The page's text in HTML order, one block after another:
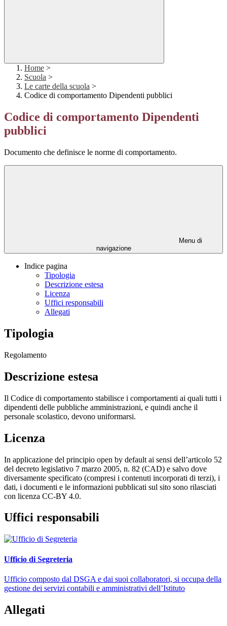
Home >
Scuola >
Le carte della scuola >
Codice di comportamento Dipendenti pubblici
Codice di comportamento Dipendenti
pubblici
Documento che definisce le norme di comportamento.
Menu di
navigazione
Indice pagina
Tipologia
Descrizione estesa
Licenza
Uffici responsabili
Allegati
Tipologia
Regolamento
Descrizione estesa
Il Codice di comportamento stabilisce i comportamenti ai quali tutti i
dipendenti delle pubbliche amministrazioni, e quindi anche il
personale scolastico, devono uniformarsi.
Licenza
In applicazione del principio open by default ai sensi dell’articolo 52
del decreto legislativo 7 marzo 2005, n. 82 (CAD) e salvo dove
diversamente specificato (compresi i contenuti incorporati di terzi), i
dati, i documenti e le informazioni pubblicati sul sito sono rilasciati
con licenza CC-BY 4.0.
Uffici responsabili
Ufficio di Segreteria
Ufficio composto dal DSGA e dai suoi collaboratori, si occupa della
gestione dei servizi contabili e amministrativi dell’Istituto
Allegati